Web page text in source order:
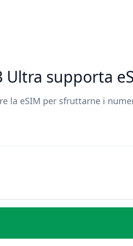
Ultra supporta
la eSIM per sfruttarne i